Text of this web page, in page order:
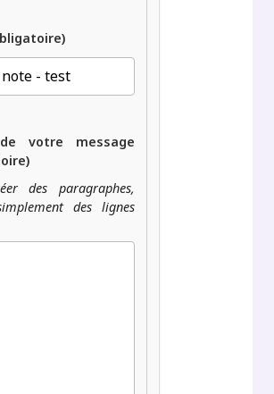
votre message
des paragraphes,
des lignes